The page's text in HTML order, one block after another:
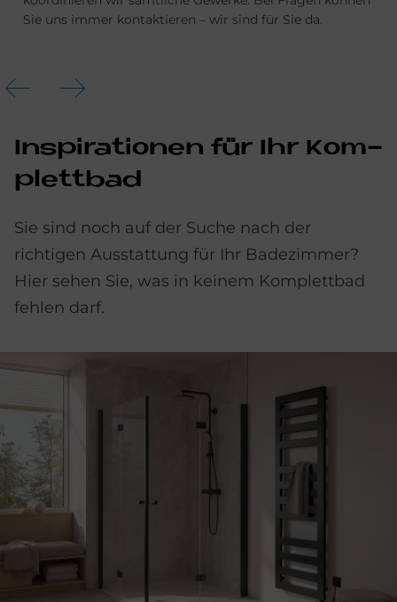
Sie uns immer kontaktieren – wir sind für Sie da.
In­spi­ra­tio­nen für Ihr Kom­
plett­bad
Sie sind noch auf der Suche nach der
richtigen Ausstattung für Ihr Badezimmer?
Hier sehen Sie, was in keinem Komplettbad
fehlen darf.